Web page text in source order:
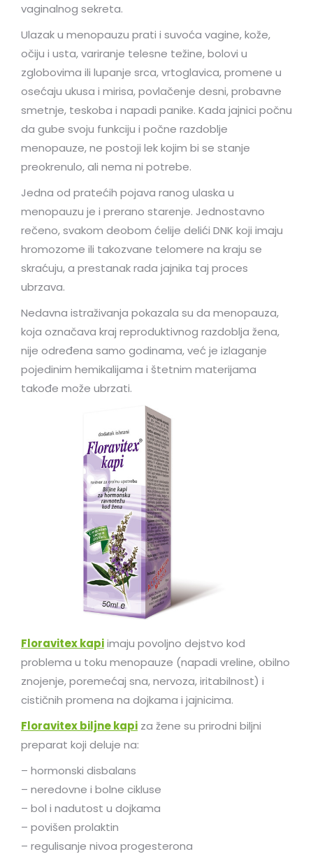
vaginalnog sekreta.
Ulazak u menopauzu prati i suvoća vagine, kože,
očiju i usta, variranje telesne težine, bolovi u
zglobovima ili lupanje srca, vrtoglavica, promene u
osećaju ukusa i mirisa, povlačenje desni, probavne
smetnje, teskoba i napadi panike. Kada jajnici počnu
da gube svoju funkciju i počne razdoblje
menopauze, ne postoji lek kojim bi se stanje
preokrenulo, ali nema ni potrebe.
Jedna od pratećih pojava ranog ulaska u
menopauzu je i prerano starenje. Jednostavno
rečeno, svakom deobom ćelije delići DNK koji imaju
hromozome ili takozvane telomere na kraju se
skraćuju, a prestanak rada jajnika taj proces
ubrzava.
Nedavna istraživanja pokazala su da menopauza,
koja označava kraj reproduktivnog razdoblja žena,
nije određena samo godinama, već je izlaganje
pojedinim hemikalijama i štetnim materijama
takođe može ubrzati.
Floravitex kapiimaju povoljno dejstvo kod
problema u toku menopauze (napadi vreline, obilno
znojenje, poremećaj sna, nervoza, iritabilnost) i
cističnih promena na dojkama i jajnicima.
Floravitex biljne kapi za žene su prirodni biljni
preparat koji deluje na:
– hormonski disbalans
– neredovne i bolne cikluse
– bol i nadutost u dojkama
– povišen prolaktin
– regulisanje nivoa progesterona